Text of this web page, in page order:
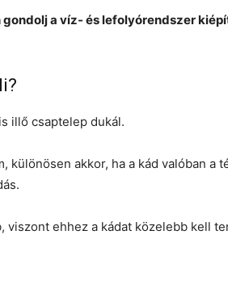
gondolj a víz- és lefolyórendszer
illő csaptelep dukál.
különösen akkor, ha a kád valóban a
viszont ehhez a kádat közelebb kell